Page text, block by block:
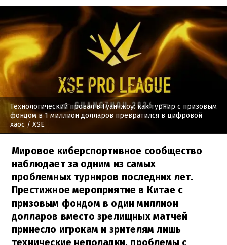
Технологический провал в Гуанчжоу: как турнир с призовым
фондом в 1 миллион долларов превратился в цифровой
хаос / XSE
Мировое киберспортивное сообщество
наблюдает за одним из самых
проблемных турниров последних лет.
Престижное мероприятие в Китае с
призовым фондом в один миллион
долларов вместо зрелищных матчей
принесло игрокам и зрителям лишь
технические неполадки, проблемы с